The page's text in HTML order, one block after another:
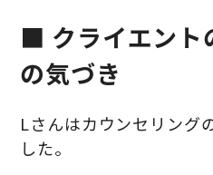
■ クライエント
の気づき
Lさんはカウンセリング
した。